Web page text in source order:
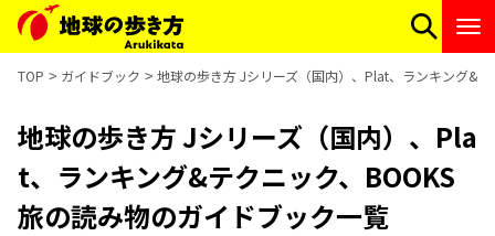
TOP ガイドブック 地球の歩き方 Jシリーズ（国内）、Plat、ランキング&
地球の歩き方 Jシリーズ（国内）、Pla
t、ランキング&テクニック、BOOKS
旅の読み物のガイドブック一覧